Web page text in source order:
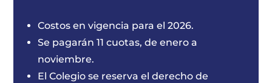
Costos en vigencia para el 2026.
Se pagarán 11 cuotas, de enero a
noviembre.
El Colegio se reserva el derecho de